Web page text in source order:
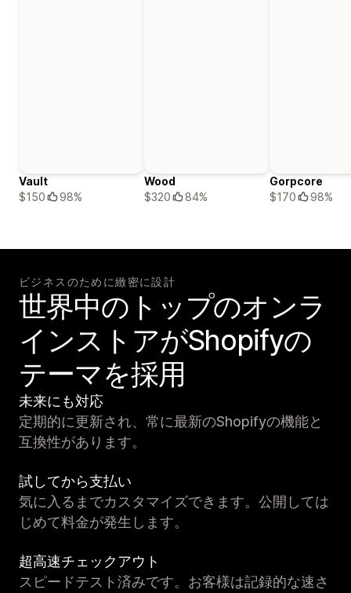
Vault
$150
98%
Wood
$320
84%
Gorpcore
$170
98%
ビジネスのために緻密に設計
世界中のトップのオンラ
インストアがShopifyの
テーマを採用
未来にも対応
定期的に更新され、常に最新のShopifyの機能と
互換性があります。
試してから支払い
気に入るまでカスタマイズできます。公開しては
じめて料金が発生します。
超高速チェックアウト
スピードテスト済みです。お客様は記録的な速さ